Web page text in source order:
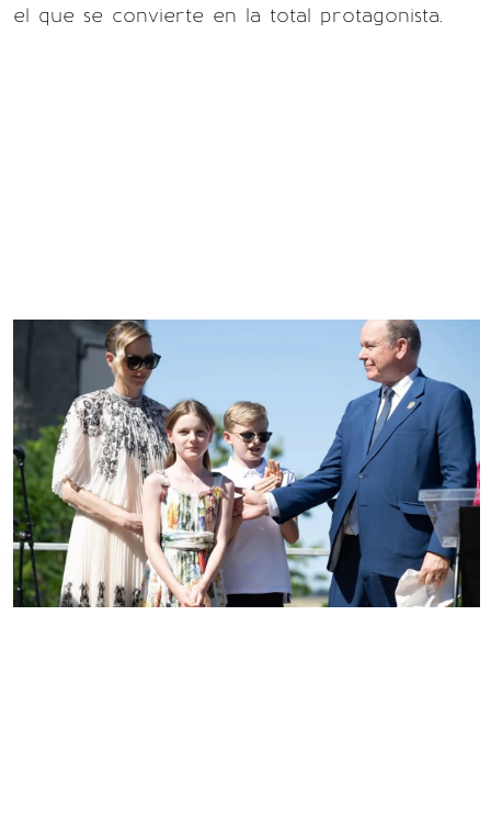
el que se convierte en la total protagonista.